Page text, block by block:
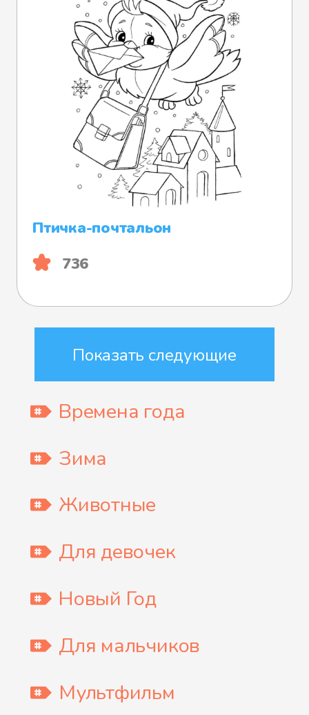
Птичка-почтальон
736
Показать следующие
Времена года
Зима
Животные
Для девочек
Новый Год
Для мальчиков
Мультфильм